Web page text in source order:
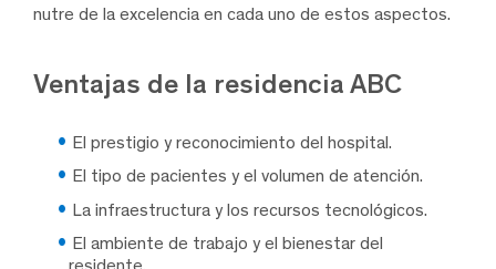
nutre de la excelencia en cada uno de estos aspectos.
Ventajas de la residencia ABC
El prestigio y reconocimiento del hospital.
El tipo de pacientes y el volumen de atención.
La infraestructura y los recursos tecnológicos.
El ambiente de trabajo y el bienestar del